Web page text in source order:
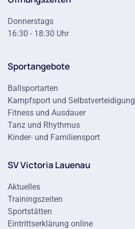
Donnerstags
16:30 - 18:30 Uhr
Sportangebote
Ballsportarten
Kampfsport und Selbstverteidigung
Fitness und Ausdauer
Tanz und Rhythmus
Kinder- und Familiensport
SV Victoria Lauenau
Aktuelles
Trainingszeiten
Sportstätten
Eintrittserklärung online